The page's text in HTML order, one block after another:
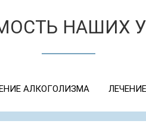
НАШИХ
АЛКОГОЛИЗМА